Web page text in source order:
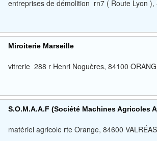
entreprises de démolition rn7 ( Route Lyon ),
Miroiterie Marseille
vitrerie 288 r Henri Noguères, 84100
S.O.M.A.A.F (Société Machines Agricoles
matériel agricole rte Orange, 84600